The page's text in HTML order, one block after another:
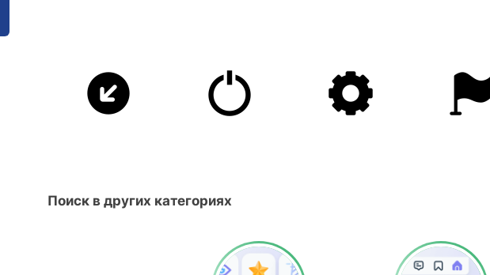
Поиск в других категориях